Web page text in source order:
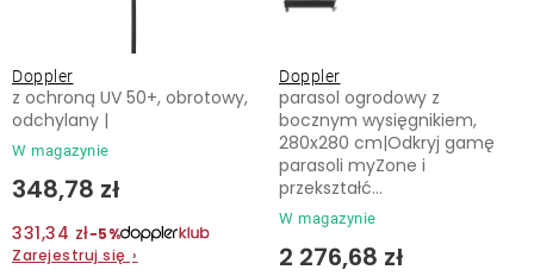
o
u
k
t
ó
w
Doppler
W magazynie
348,78 zł
331,34 zł−5%
Zarejestruj się ›
z ochroną UV 50+, obrotowy,
odchylany |
Doppler
W magazynie
2 276,68 zł
parasol ogrodowy z
bocznym wysięgnikiem,
280x280 cm|Odkryj gamę
parasoli myZone i
przekształć...